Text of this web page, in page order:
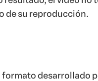
de su reproducción.
formato desarrollado